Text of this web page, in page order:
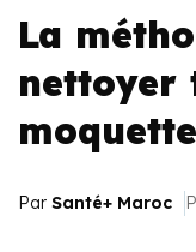
La
nettoyer
moquette
Par Santé+ Maroc